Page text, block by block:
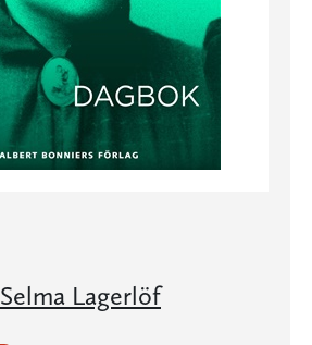
Selma Lagerlöf